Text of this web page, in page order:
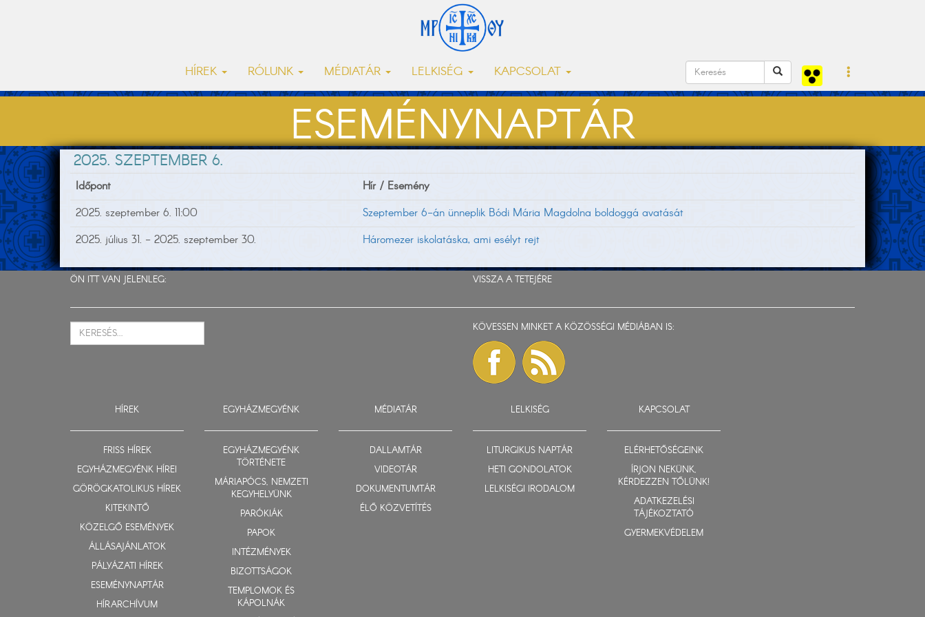
HÍREK RÓLUNK MÉDIATÁR LELKISÉG KAPCSOLAT
ESEMÉNYNAPTÁR
2025. SZEPTEMBER 6.
Időpont
Hír / Esemény
2025. szeptember 6. 11:00
Szeptember 6-án ünneplik Bódi Mária Magdolna boldoggá avatását
2025. július 31. - 2025. szeptember 30.
Háromezer iskolatáska, ami esélyt rejt
ÖN ITT VAN JELENLEG: VISSZA A TETEJÉRE
KÖVESSEN MINKET A KÖZÖSSÉGI MÉDIÁBAN IS:
HÍREK
FRISS HÍREK
EGYHÁZMEGYÉNK HÍREI
GÖRÖGKATOLIKUS HÍREK
KITEKINTŐ
KÖZELGŐ ESEMÉNYEK
ÁLLÁSAJÁNLATOK
PÁLYÁZATI HÍREK
ESEMÉNYNAPTÁR
HÍRARCHÍVUM
EGYHÁZMEGYÉNK
EGYHÁZMEGYÉNK
TÖRTÉNETE
MÁRIAPÓCS, NEMZETI
KEGYHELYÜNK
PARÓKIÁK
PAPOK
INTÉZMÉNYEK
BIZOTTSÁGOK
TEMPLOMOK ÉS
KÁPOLNÁK
MÉDIATÁR
DALLAMTÁR
VIDEOTÁR
DOKUMENTUMTÁR
ÉLŐ KÖZVETÍTÉS
LELKISÉG
LITURGIKUS NAPTÁR
HETI GONDOLATOK
LELKISÉGI IRODALOM
KAPCSOLAT
ELÉRHETŐSÉGEINK
ÍRJON NEKÜNK,
KÉRDEZZEN TŐLÜNK!
ADATKEZELÉSI
TÁJÉKOZTATÓ
GYERMEKVÉDELEM